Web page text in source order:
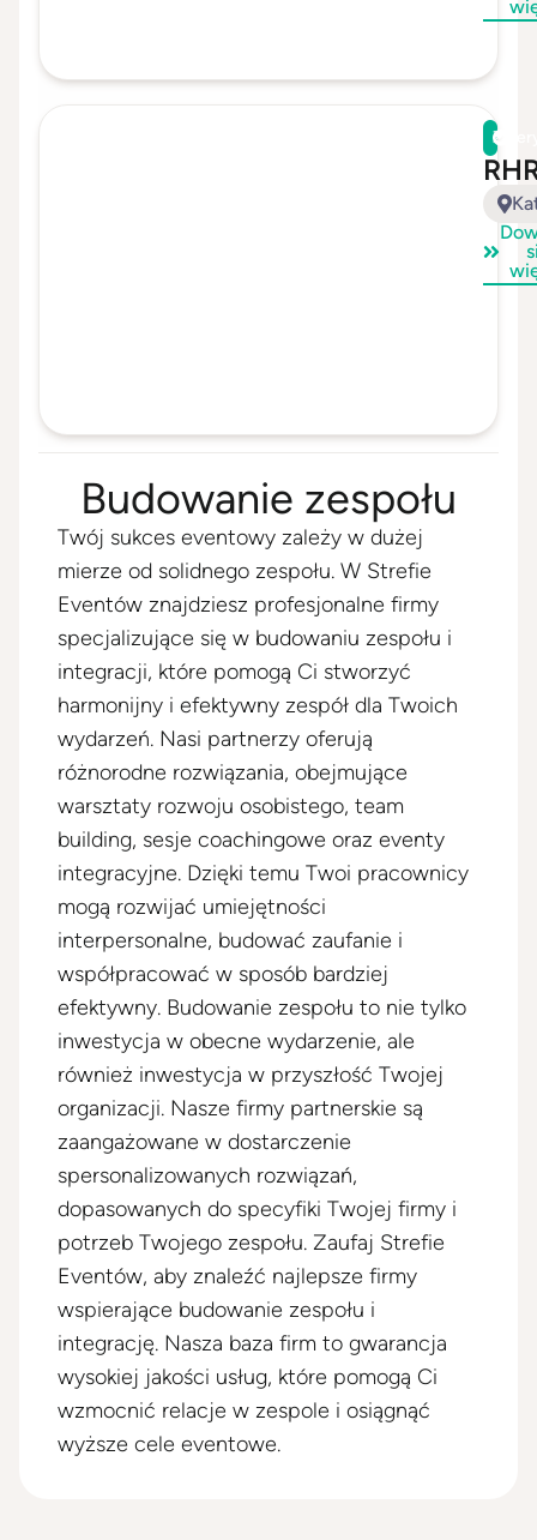
Budowanie zespołu
Twój sukces eventowy zależy w dużej
mierze od solidnego zespołu. W Strefie
Eventów znajdziesz profesjonalne firmy
specjalizujące się w budowaniu zespołu i
integracji, które pomogą Ci stworzyć
harmonijny i efektywny zespół dla Twoich
wydarzeń. Nasi partnerzy oferują
różnorodne rozwiązania, obejmujące
warsztaty rozwoju osobistego, team
building, sesje coachingowe oraz eventy
integracyjne. Dzięki temu Twoi pracownicy
mogą rozwijać umiejętności
interpersonalne, budować zaufanie i
współpracować w sposób bardziej
efektywny. Budowanie zespołu to nie tylko
inwestycja w obecne wydarzenie, ale
również inwestycja w przyszłość Twojej
organizacji. Nasze firmy partnerskie są
zaangażowane w dostarczenie
spersonalizowanych rozwiązań,
dopasowanych do specyfiki Twojej firmy i
potrzeb Twojego zespołu. Zaufaj Strefie
Eventów, aby znaleźć najlepsze firmy
wspierające budowanie zespołu i
integrację. Nasza baza firm to gwarancja
wysokiej jakości usług, które pomogą Ci
wzmocnić relacje w zespole i osiągnąć
wyższe cele eventowe.